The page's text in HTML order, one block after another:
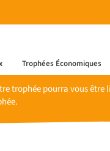
Trophées Économiques
trophée pourra vous être